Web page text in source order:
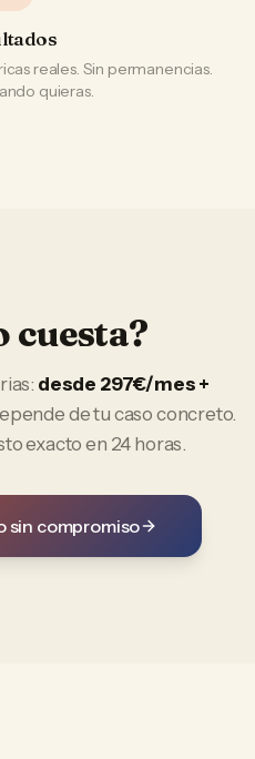
reales. Sin permanencias.
quieras.
cuesta?
: desde 297€/mes +
de tu caso concreto.
exacto en 24 horas.
sin compromiso